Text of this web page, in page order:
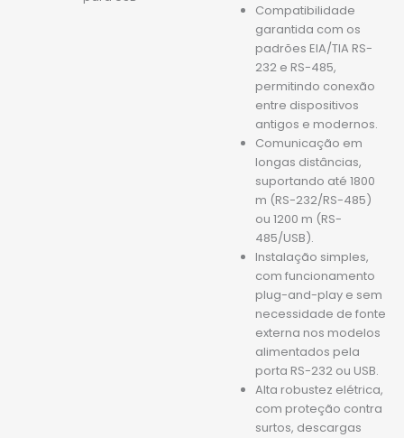
Compatibilidade
garantida com os
padrões EIA/TIA RS-
232 e RS-485,
permitindo conexão
entre dispositivos
antigos e modernos.
Comunicação em
longas distâncias,
suportando até 1800
m (RS-232/RS-485)
ou 1200 m (RS-
485/USB).
Instalação simples,
com funcionamento
plug-and-play e sem
necessidade de fonte
externa nos modelos
alimentados pela
porta RS-232 ou USB.
Alta robustez elétrica,
com proteção contra
surtos, descargas